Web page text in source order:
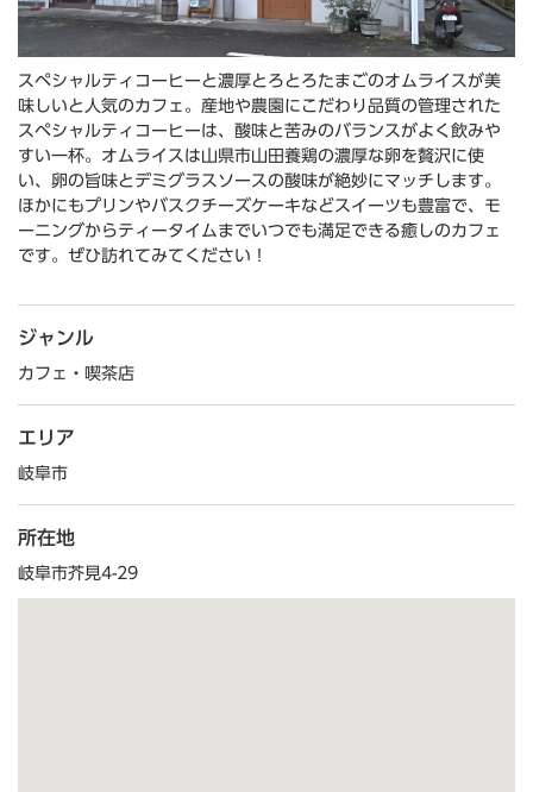
スペシャルティコーヒーと濃厚とろとろたまごのオムライスが美
味しいと人気のカフェ。産地や農園にこだわり品質の管理された
スペシャルティコーヒーは、酸味と苦みのバランスがよく飲みや
すい一杯。オムライスは山県市山田養鶏の濃厚な卵を贅沢に使
い、卵の旨味とデミグラスソースの酸味が絶妙にマッチします。
ほかにもプリンやバスクチーズケーキなどスイーツも豊富で、モ
ーニングからティータイムまでいつでも満足できる癒しのカフェ
です。ぜひ訪れてみてください！
ジャンル
カフェ・喫茶店
エリア
岐阜市
所在地
岐阜市芥見4-29